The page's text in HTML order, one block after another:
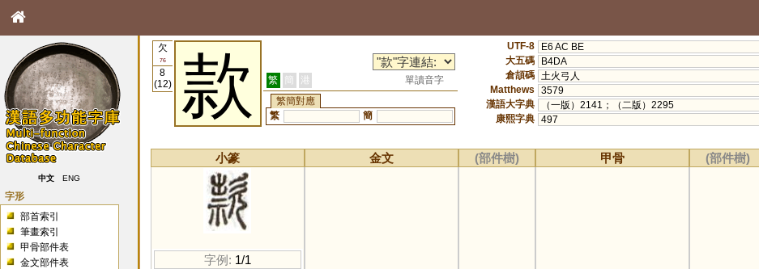
中文 ENG
字形
部首索引
筆畫索引
甲骨部件表
金文部件表
欠
76
8
(12)
款 繁 簡 港
單讀音字
繁簡對應
繁
簡
UTF-8
E6 AC BE
大五碼
B4DA
倉頡碼
土火弓人
Matthews
3579
漢語大字典
（一版）2141；（二版）2295
康熙字典 497
小篆
字例: 1/1
金文 (部件樹) 甲骨 (部件樹)